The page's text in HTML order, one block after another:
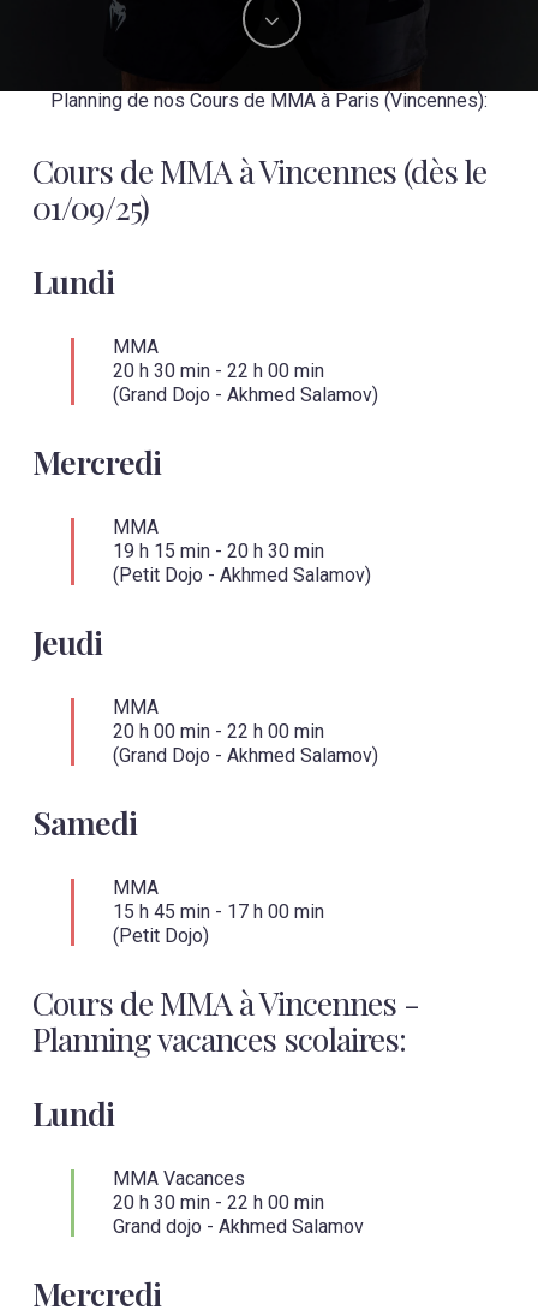
Planning de nos Cours de MMA à Paris (Vincennes):
Cours de MMA à Vincennes (dès le
01/09/25)
Lundi
MMA
20 h 30 min - 22 h 00 min
(Grand Dojo - Akhmed Salamov)
Mercredi
MMA
19 h 15 min - 20 h 30 min
(Petit Dojo - Akhmed Salamov)
Jeudi
MMA
20 h 00 min - 22 h 00 min
(Grand Dojo - Akhmed Salamov)
Samedi
MMA
15 h 45 min - 17 h 00 min
(Petit Dojo)
Cours de MMA à Vincennes -
Planning vacances scolaires:
Lundi
MMA Vacances
20 h 30 min - 22 h 00 min
Grand dojo - Akhmed Salamov
Mercredi